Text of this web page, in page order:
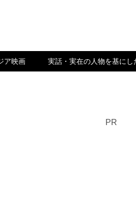
ア映画 実話・実在の人物を基にし
PR